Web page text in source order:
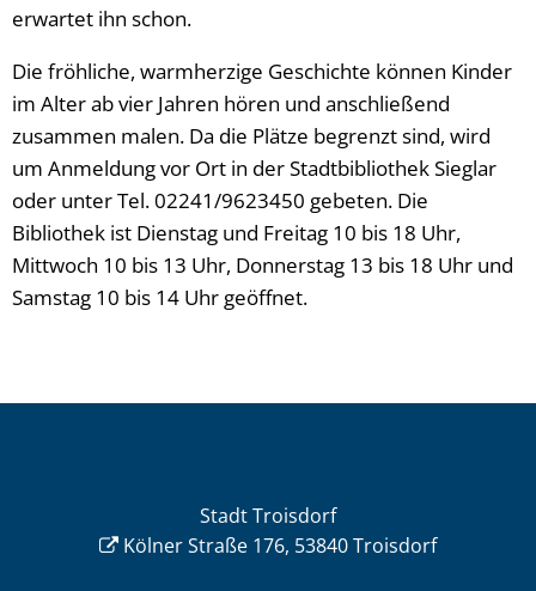
erwartet ihn schon.
Die fröhliche, warmherzige Geschichte können Kinder
im Alter ab vier Jahren hören und anschließend
zusammen malen. Da die Plätze begrenzt sind, wird
um Anmeldung vor Ort in der Stadtbibliothek Sieglar
oder unter Tel. 02241/9623450 gebeten. Die
Bibliothek ist Dienstag und Freitag 10 bis 18 Uhr,
Mittwoch 10 bis 13 Uhr, Donnerstag 13 bis 18 Uhr und
Samstag 10 bis 14 Uhr geöffnet.
Stadt Troisdorf
Kölner Straße 176, 53840 Troisdorf